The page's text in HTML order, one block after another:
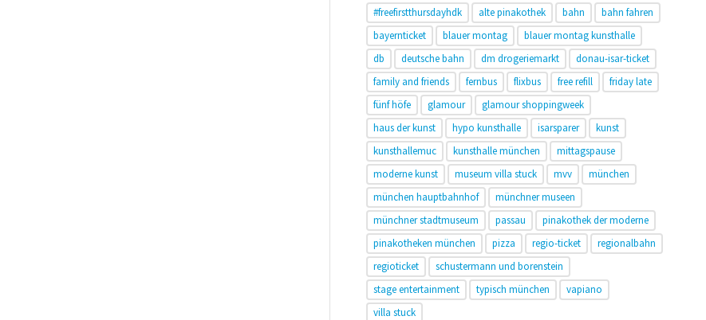
#freefirstthursdayhdk alte pinakothek bahn
bahn fahren
bayernticket
blauer montag
blauer montag kunsthalle
db
deutsche bahn dm drogeriemarkt
donau-isar-ticket
family and friends
fernbus flixbus free refill
friday late
fünf höfe
glamour
glamour shoppingweek
haus der kunst
hypo kunsthalle isarsparer
kunst
kunsthallemuc
kunsthalle münchen
mittagspause
moderne kunst
museum villa stuck mvv
münchen
münchen hauptbahnhof
münchner museen
münchner stadtmuseum
passau
pinakothek der moderne
pinakotheken münchen
pizza regio-ticket
regionalbahn
regioticket
schustermann und borenstein
stage entertainment
typisch münchen
vapiano
villa stuck